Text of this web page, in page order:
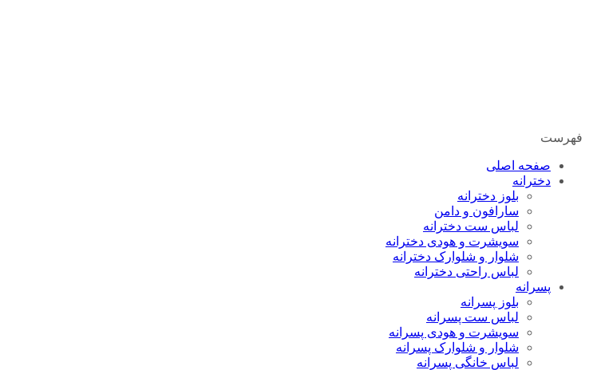
فهرست
صفحه اصلی
دخترانه
بلوز دخترانه
سارافون و دامن
لباس ست دخترانه
سویشرت و هودی دخترانه
شلوار و شلوارک دخترانه
لباس راحتی دخترانه
پسرانه
بلوز پسرانه
لباس ست پسرانه
سویشرت و هودی پسرانه
شلوار و شلوارک پسرانه
لباس خانگی پسرانه